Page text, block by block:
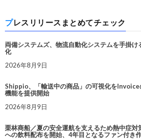
プレスリリースまとめてチェック
両備システムズ、物流自動化システムを手掛け
化
2026年8月9日
Shippio、「輸送中の商品」の可視化を
機能を提供開始
2026年8月9日
栗林商船／夏の安全運航を支えるため熱中症対
への飲料配布を開始、4年目となるファン付き